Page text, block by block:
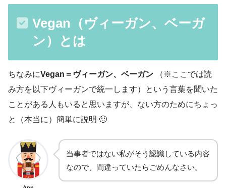
Vegan（ヴィーガン、ベーガ
ン）とは
ちなみにVegan＝ヴィーガン、ベーガン （※ここでは読
み方を以下ヴィーガンで統一します）という言葉を聞いた
ことがある人もいると思いますが、ない方のためにちょっ
と（本当に）簡単に説明 🙂
当事者ではない私がそう認識している内容
なので、間違っていたらごめんなさい。